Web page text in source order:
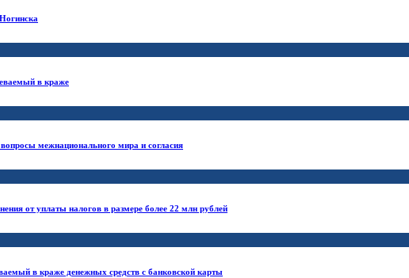
в краже
межнационального мира и согласия
от уплаты налогов в размере более 22 млн рублей
в краже денежных средств с банковской карты